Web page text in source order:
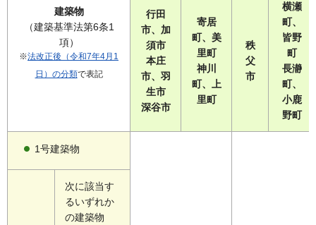
建築物
（建築基準法第6条1
項）
※法改正後（令和7年4月1
日）の分類で表記
行田
市、加
須市
本庄
市、羽
生市
深谷市
寄居
町、美
里町
神川
町、上
里町
秩
父
市
横瀬
町、
皆野
町
長瀞
町、
小鹿
野町
1号建築物
次に該当す
るいずれか
の建築物